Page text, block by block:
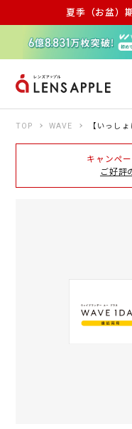
夏季（お盆）
アキュビ
TOP WAVE 【いっし
キャンペ
ご好評